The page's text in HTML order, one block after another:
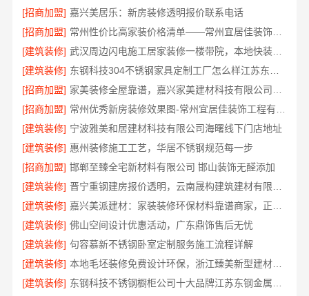
[招商加盟] 嘉兴美居乐：新房装修透明报价联系电话
[招商加盟]
常州性价比高家装价格清单——常州宜居佳装饰工程有限公司分享
[建筑装修]
武汉周边闪电施工居家装修一楼带院，本地快装（湖北）科技有限公司
[建筑装修]
[招商加盟]
[招商加盟]
[建筑装修] 宁波雅美和居建材科技有限公司海曙线下门店地址
[建筑装修] 惠州装修施工工艺，华居不锈钢规范每一步
[招商加盟] 邯郸至臻全宅新材料有限公司 邯山装饰无醛添加
[建筑装修]
[建筑装修]
[建筑装修] 佛山空间设计优惠活动，广东鼎饰售后无忧
[建筑装修] 句容慕新不锈钢卧室定制服务施工流程详解
[建筑装修]
本地毛坯装修免费设计环保，浙江臻美新型建材有限公司省心装新家
[建筑装修]